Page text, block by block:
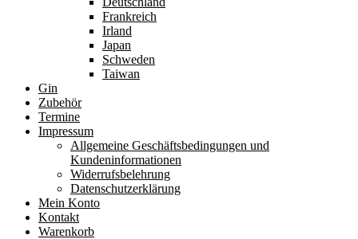
Frankreich
Irland
Japan
Schweden
Taiwan
Gin
Zubehör
Termine
Impressum
Allgemeine Geschäftsbedingungen und
Kundeninformationen
Widerrufsbelehrung
Datenschutzerklärung
Mein Konto
Kontakt
Warenkorb